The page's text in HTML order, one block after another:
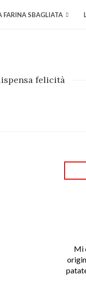
FARINA SBAGLIATA
felicità
Mi